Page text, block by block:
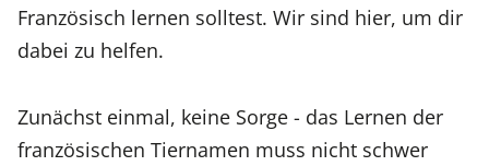
Französisch lernen solltest. Wir sind hier, um dir
dabei zu helfen.
Zunächst einmal, keine Sorge - das Lernen der
französischen Tiernamen muss nicht schwer